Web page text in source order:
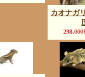
カオナガ
298,000